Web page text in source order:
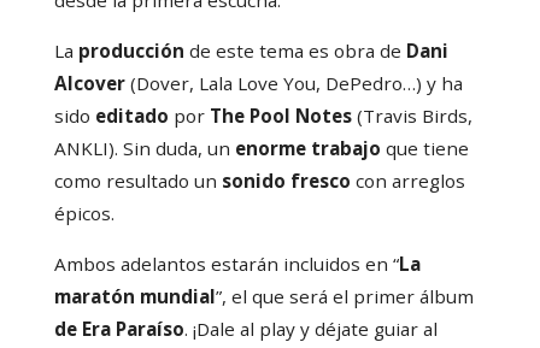
La producción de este tema es obra de Dani
Alcover(Dover, Lala Love You, DePedro…) y ha
sido editado por The Pool Notes(Travis Birds,
ANKLI). Sin duda, un enorme trabajo que tiene
como resultado un sonido fresco con arreglos
épicos.
Ambos adelantos estarán incluidos en “La
maratón mundial”, el que será el primer álbum
de Era Paraíso. ¡Dale al play y déjate guiar al